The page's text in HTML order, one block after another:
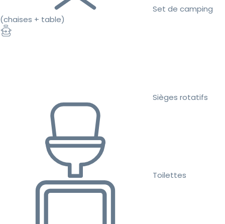
Set de camping
(chaises + table)
Sièges rotatifs
Toilettes